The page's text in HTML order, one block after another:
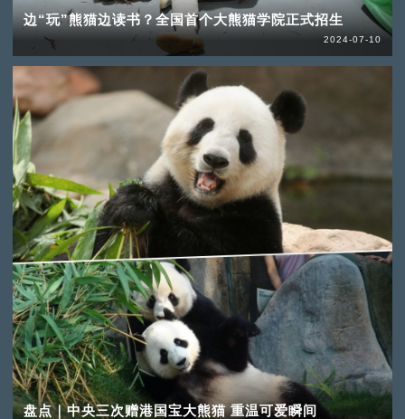
边“玩”熊猫边读书？全国首个大熊猫学院正式招生
2024-07-10
盘点｜中央三次赠港国宝大熊猫 重温可爱瞬间